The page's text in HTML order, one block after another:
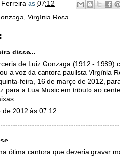
Ferreira às 07:12
, Virgínia Rosa
disse...
de Luiz Gonzaga (1912 - 1989)
a voz da cantora paulista Virgínia
feira, 16 de março de 2012,
para a Lua Music em tributo ao
de 2012 às 07:12
ótima cantora que deveria gravar